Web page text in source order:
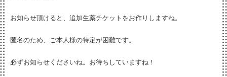
お知らせ頂けると、追加生薬チケットをお作りしますね。
匿名のため、ご本人様の特定が困難です。
必ずお知らせくださいね。お待ちしていますね！